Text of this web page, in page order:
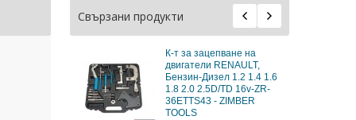
Свързани продукти
на
К-т за зацепване на
двигатели Renault-
Nissan,Vauxhall-Opel 1.6
1.8 2.0 16v, ZR-
36ETTS124- ZIMBER-
TOOLS.